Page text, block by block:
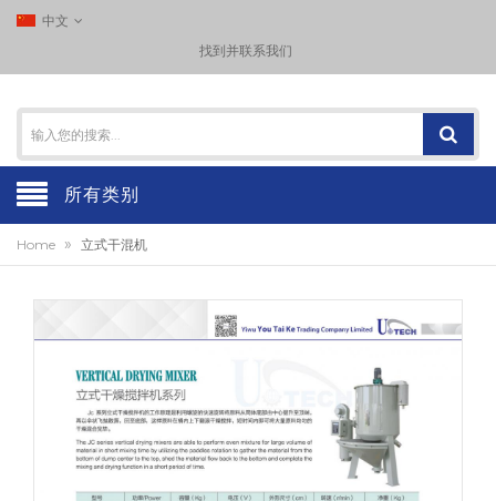
中文
找到并联系我们
所有类别
Home » 立式干混机